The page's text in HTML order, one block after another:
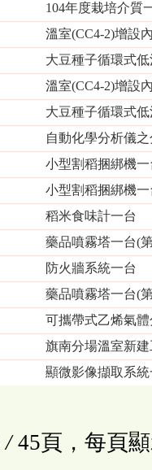
104年度栽培介質
溫室(CC4-2)增設
大豆種子循環式
溫室(CC4-2)增設
大豆種子循環式
自動化學分析儀
小型割稻捆綁機
小型割稻捆綁機一
稻米食味計一台
藥品噴霧塔一台(
防火牆系統一台
藥品噴霧塔一台(
可攜帶式乙烯氣
旗南分場溫室新
顯微影像擷取系
/45頁，每頁